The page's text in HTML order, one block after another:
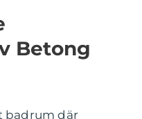
Betong
badrum där